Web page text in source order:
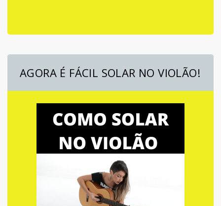
AGORA É FÁCIL SOLAR NO VIOLÃO!